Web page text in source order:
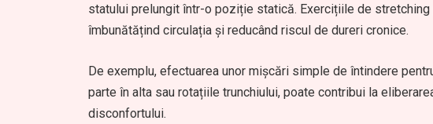
statului prelungit într-o poziție statică. Exercițiile de
îmbunătățind circulația și reducând riscul de dureri cronice.
De exemplu, efectuarea unor mișcări simple de întindere
parte în alta sau rotațiile trunchiului, poate contribui la
disconfortului.